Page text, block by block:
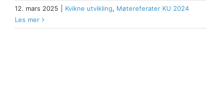
12. mars 2025 Kvikne utvikling, Møtereferater KU 2024
Les mer